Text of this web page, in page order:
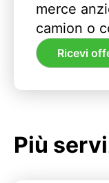
merce
camion o
Ricevi
Più